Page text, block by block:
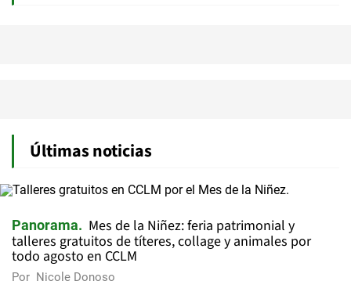
Últimas noticias
Panorama
Mes de la Niñez: feria patrimonial y
talleres gratuitos de títeres, collage y animales por
todo agosto en CCLM
Por Nicole Donoso